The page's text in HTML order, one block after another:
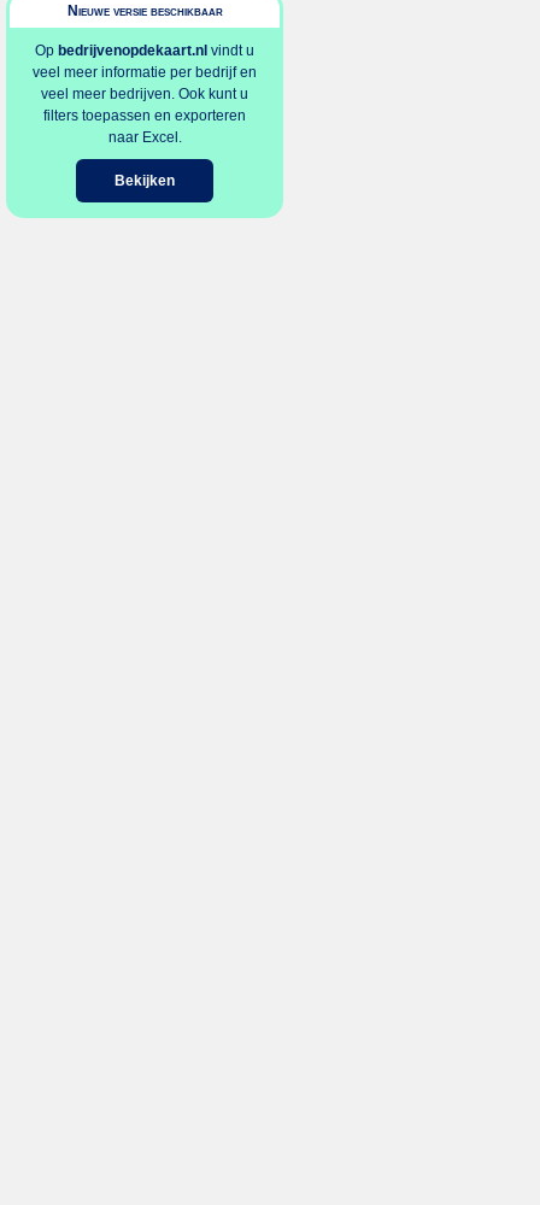
Nieuwe versie beschikbaar
Op bedrijvenopdekaart.nl vindt u
veel meer informatie per bedrijf en
veel meer bedrijven. Ook kunt u
filters toepassen en exporteren
naar Excel.
Bekijken